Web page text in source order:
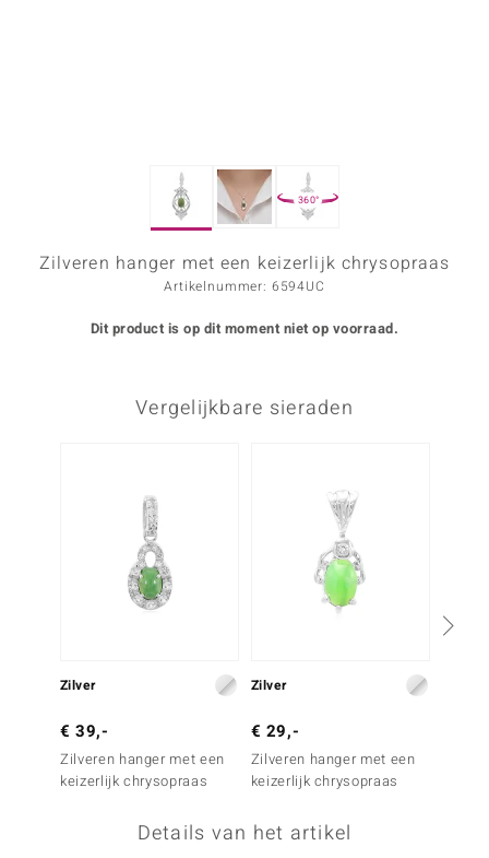
360°
Zilveren hanger met een keizerlijk chrysopraas
Artikelnummer: 6594UC
Dit product is op dit moment niet op voorraad.
Vergelijkbare sieraden
Zilver
€ 39,-
Zilveren hanger met een
keizerlijk chrysopraas
Zilver
€ 29,-
Zilveren hanger met een
keizerlijk chrysopraas
Details van het artikel